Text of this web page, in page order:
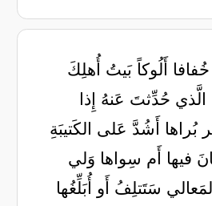
أَلُوكاً بَيتُ أُهلِكَ
الَّذي حُدِّثتَ عَنهُ إِذا
بُراها أَشُدَّ عَلى الكَتيبَةِ
فيها أَم سِواها وَلي
سَتَتلِفُ أَو أُبَلِّغُها